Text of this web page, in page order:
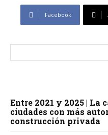
Facebook
Entre 2021 y 2025 |
ciudades con más
construcción privada